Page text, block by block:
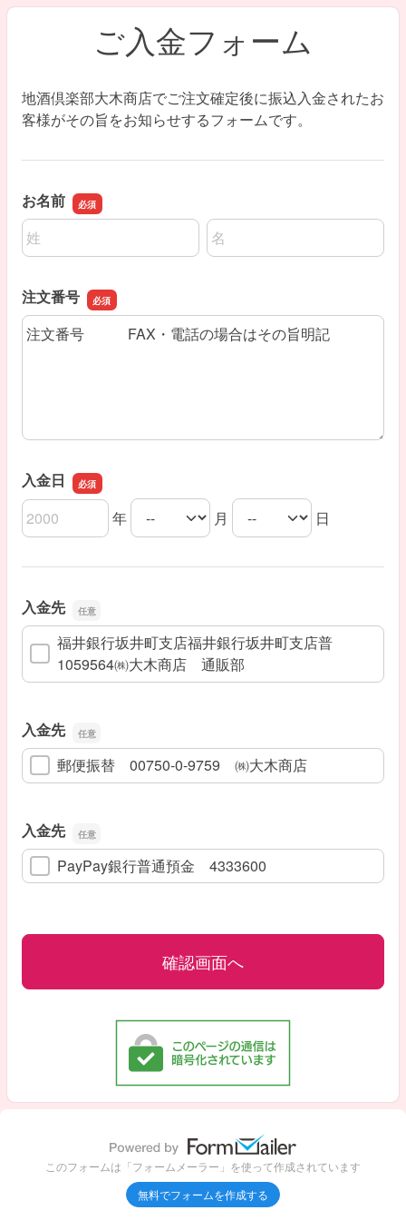
ご入金フォーム
地酒倶楽部大木商店でご注文確定後に振込入金されたお
客様がその旨をお知らせするフォームです。
お名前
名前の姓
名前の名
注文番号
注文番号
入金日
入金日の年 年
入金日の月 月
入金日の日 日
入金先
福井銀行坂井町支店福井銀行坂井町支店普
1059564㈱大木商店 通販部
入金先
郵便振替 00750-0-9759 ㈱大木商店
入金先
PayPay銀行普通預金 4333600
このフォームは「フォームメーラー」を使って作成されています
無料でフォームを作成する